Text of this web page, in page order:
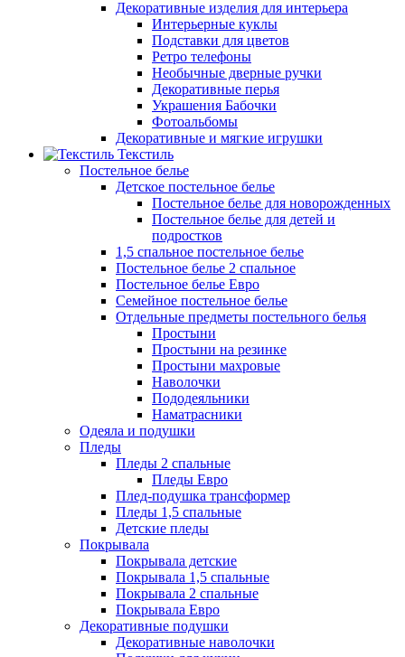
Декоративные изделия для интерьера
Интерьерные куклы
Подставки для цветов
Ретро телефоны
Необычные дверные ручки
Декоративные перья
Украшения Бабочки
Фотоальбомы
Декоративные и мягкие игрушки
Текстиль
Постельное белье
Детское постельное белье
Постельное белье для новорожденных
Постельное белье для детей и
подростков
1,5 спальное постельное белье
Постельное белье 2 спальное
Постельное белье Евро
Семейное постельное белье
Отдельные предметы постельного белья
Простыни
Простыни на резинке
Простыни махровые
Наволочки
Пододеяльники
Наматрасники
Одеяла и подушки
Пледы
Пледы 2 спальные
Пледы Евро
Плед-подушка трансформер
Пледы 1,5 спальные
Детские пледы
Покрывала
Покрывала детские
Покрывала 1,5 спальные
Покрывала 2 спальные
Покрывала Евро
Декоративные подушки
Декоративные наволочки